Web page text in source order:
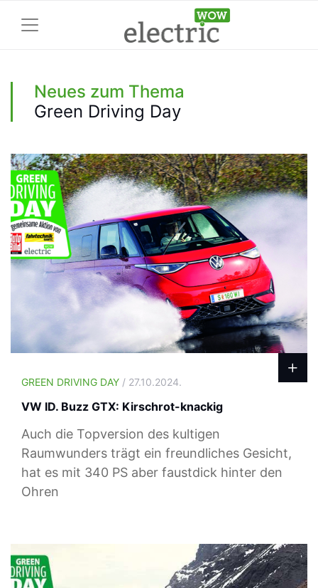
Neues zum Thema
Green Driving Day
GREEN DRIVING DAY / 27.10.2024.
VW ID. Buzz GTX: Kirschrot-knackig
Auch die Topversion des kultigen
Raumwunders trägt ein freundliches Gesicht,
hat es mit 340 PS aber faustdick hinter den
Ohren